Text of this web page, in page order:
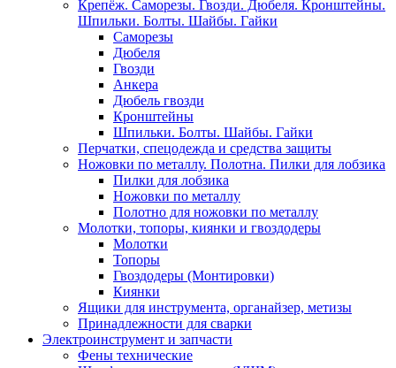
Крепёж. Саморезы. Гвозди. Дюбеля. Кронштейны.
Шпильки. Болты. Шайбы. Гайки
Саморезы
Дюбеля
Гвозди
Анкера
Дюбель гвозди
Кронштейны
Шпильки. Болты. Шайбы. Гайки
Перчатки, спецодежда и средства защиты
Ножовки по металлу. Полотна. Пилки для лобзика
Пилки для лобзика
Ножовки по металлу
Полотно для ножовки по металлу
Молотки, топоры, киянки и гвоздодеры
Молотки
Топоры
Гвоздодеры (Монтировки)
Киянки
Ящики для инструмента, органайзер, метизы
Принадлежности для сварки
Электроинструмент и запчасти
Фены технические